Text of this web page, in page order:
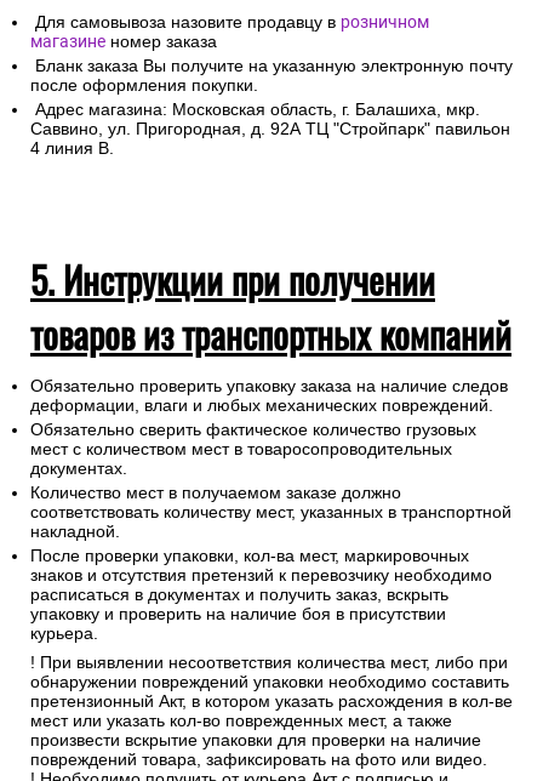
Для самовывоза назовите продавцу в розничном
магазине номер заказа
Бланк заказа Вы получите на указанную электронную почту
после оформления покупки.
Адрес магазина: Московская область, г. Балашиха, мкр.
Саввино, ул. Пригородная, д. 92А ТЦ "Стройпарк" павильон
4 линия В.
5. Инструкции при получении
товаров из транспортных компаний
Обязательно проверить упаковку заказа на наличие следов
деформации, влаги и любых механических повреждений.
Обязательно сверить фактическое количество грузовых
мест с количеством мест в товаросопроводительных
документах.
Количество мест в получаемом заказе должно
соответствовать количеству мест, указанных в транспортной
накладной.
После проверки упаковки, кол-ва мест, маркировочных
знаков и отсутствия претензий к перевозчику необходимо
расписаться в документах и получить заказ, вскрыть
упаковку и проверить на наличие боя в присутствии
курьера.
! При выявлении несоответствия количества мест, либо при
обнаружении повреждений упаковки необходимо составить
претензионный Акт, в котором указать расхождения в кол-ве
мест или указать кол-во поврежденных мест, а также
произвести вскрытие упаковки для проверки на наличие
повреждений товара, зафиксировать на фото или видео.